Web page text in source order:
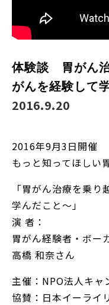
体験談 胃がん
がんを経験して
2016.9.20
2016年9月3日開催
もっと知ってほしい
「胃がん治療を乗
学んだこと～」
演 者：
胃がん経験者・ボー
高橋 和奈さん
主催：NPO法人キャ
協賛：日本イーライ